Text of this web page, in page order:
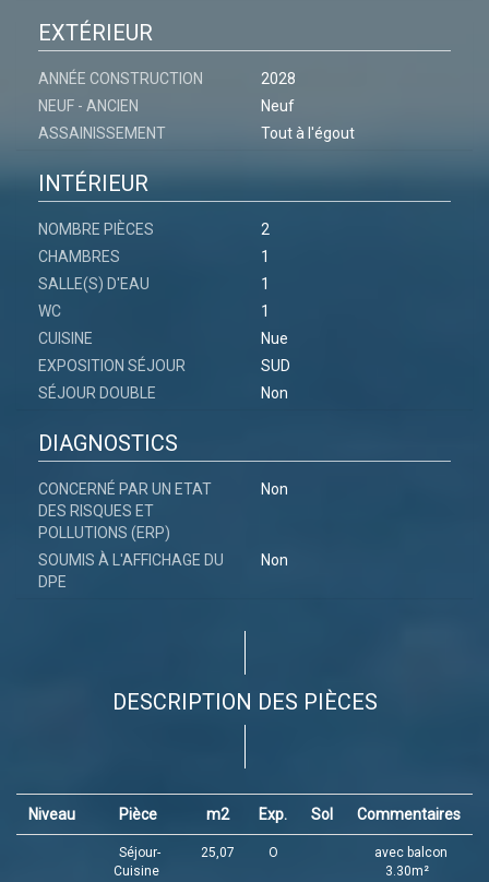
EXTÉRIEUR
ANNÉE CONSTRUCTION
2028
NEUF - ANCIEN
Neuf
ASSAINISSEMENT
Tout à l'égout
INTÉRIEUR
NOMBRE PIÈCES
2
CHAMBRES
1
SALLE(S) D'EAU
1
WC
1
CUISINE
Nue
EXPOSITION SÉJOUR
SUD
SÉJOUR DOUBLE
Non
DIAGNOSTICS
CONCERNÉ PAR UN ETAT
DES RISQUES ET
POLLUTIONS (ERP)
Non
SOUMIS À L'AFFICHAGE DU
DPE
Non
DESCRIPTION DES PIÈCES
Niveau Pièce m2 Exp. Sol Commentaires
Séjour-
Cuisine
25,07 O
avec balcon
3.30m²